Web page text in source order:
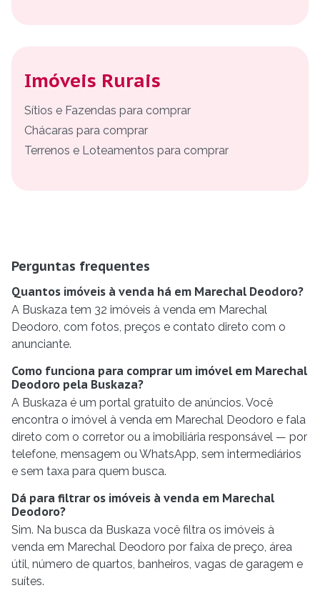
Imóveis Rurais
Sítios e Fazendas para comprar
Chácaras para comprar
Terrenos e Loteamentos para comprar
Perguntas frequentes
Quantos imóveis à venda há em Marechal Deodoro?
A Buskaza tem 32 imóveis à venda em Marechal
Deodoro, com fotos, preços e contato direto com o
anunciante.
Como funciona para comprar um imóvel em Marechal
Deodoro pela Buskaza?
A Buskaza é um portal gratuito de anúncios. Você
encontra o imóvel à venda em Marechal Deodoro e fala
direto com o corretor ou a imobiliária responsável — por
telefone, mensagem ou WhatsApp, sem intermediários
e sem taxa para quem busca.
Dá para filtrar os imóveis à venda em Marechal
Deodoro?
Sim. Na busca da Buskaza você filtra os imóveis à
venda em Marechal Deodoro por faixa de preço, área
útil, número de quartos, banheiros, vagas de garagem e
suítes.